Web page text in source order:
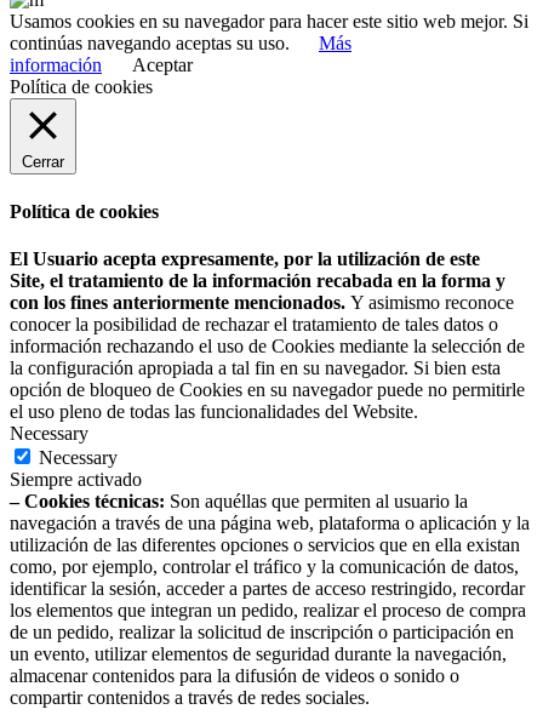
Usamos cookies en su navegador para hacer este sitio web mejor. Si
continúas navegando aceptas su uso.
Más
información
Aceptar
Política de cookies
Cerrar
Política de cookies
El Usuario acepta expresamente, por la utilización de este
Site, el tratamiento de la información recabada en la forma y
con los fines anteriormente mencionados. Y asimismo reconoce
conocer la posibilidad de rechazar el tratamiento de tales datos o
información rechazando el uso de Cookies mediante la selección de
la configuración apropiada a tal fin en su navegador. Si bien esta
opción de bloqueo de Cookies en su navegador puede no permitirle
el uso pleno de todas las funcionalidades del Website.
Necessary
Necessary
Siempre activado
– Cookies técnicas: Son aquéllas que permiten al usuario la
navegación a través de una página web, plataforma o aplicación y la
utilización de las diferentes opciones o servicios que en ella existan
como, por ejemplo, controlar el tráfico y la comunicación de datos,
identificar la sesión, acceder a partes de acceso restringido, recordar
los elementos que integran un pedido, realizar el proceso de compra
de un pedido, realizar la solicitud de inscripción o participación en
un evento, utilizar elementos de seguridad durante la navegación,
almacenar contenidos para la difusión de videos o sonido o
compartir contenidos a través de redes sociales.